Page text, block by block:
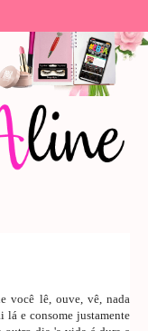
você lê, ouve, vê, nada
lá e consome justamente